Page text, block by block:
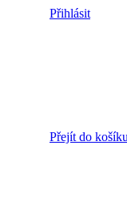
Přihlásit
Přejít do košíku